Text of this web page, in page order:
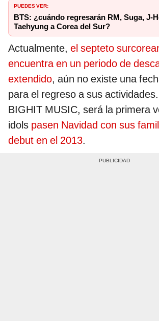
PUEDES VER:
BTS: ¿cuándo regresarán RM, Suga, J-
Taehyung a Corea del Sur?
Actualmente, el septeto
encuentra en un periodo de
extendido, aún no existe una
para el regreso a sus
BIGHIT MUSIC, será la primera
idols pasen Navidad con sus
debut en el 2013.